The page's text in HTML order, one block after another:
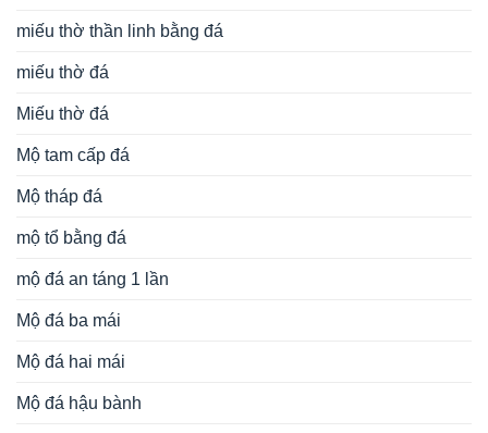
miếu thờ thần linh bằng đá
miếu thờ đá
Miếu thờ đá
Mộ tam cấp đá
Mộ tháp đá
mộ tổ bằng đá
mộ đá an táng 1 lần
Mộ đá ba mái
Mộ đá hai mái
Mộ đá hậu bành